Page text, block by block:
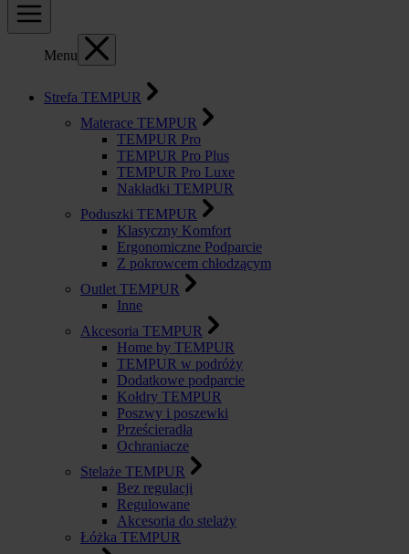
Menu
Strefa TEMPUR
Materace TEMPUR
TEMPUR Pro
TEMPUR Pro Plus
TEMPUR Pro Luxe
Nakładki TEMPUR
Poduszki TEMPUR
Klasyczny Komfort
Ergonomiczne Podparcie
Z pokrowcem chłodzącym
Outlet TEMPUR
Inne
Akcesoria TEMPUR
Home by TEMPUR
TEMPUR w podróży
Dodatkowe podparcie
Kołdry TEMPUR
Poszwy i poszewki
Prześcieradła
Ochraniacze
Stelaże TEMPUR
Bez regulacji
Regulowane
Akcesoria do stelaży
Łóżka TEMPUR